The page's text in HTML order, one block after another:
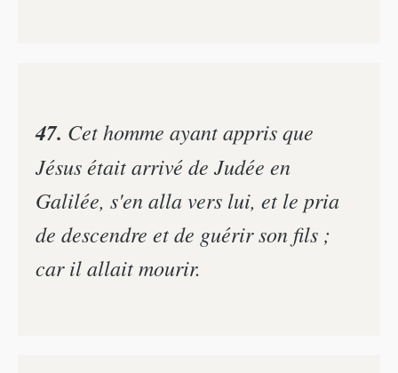
47. Cet homme ayant appris que
Jésus était arrivé de Judée en
Galilée, s'en alla vers lui, et le pria
de descendre et de guérir son fils ;
car il allait mourir.